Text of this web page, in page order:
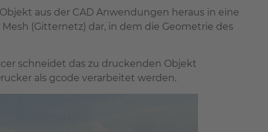
aus der CAD Anwendungen heraus in eine
(Gitternetz) dar, in dem die Geometrie des
schneidet das zu druckenden Objekt
als gcode verarbeitet werden.